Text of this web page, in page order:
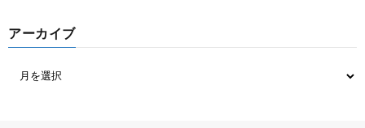
アーカイブ